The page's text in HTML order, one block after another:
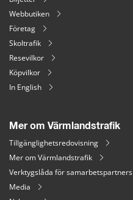
Webbutiken
Företag
Skoltrafik
Resevilkor
Köpvilkor
In English
Mer om Värmlandstrafik
Tillgänglighetsredovisning
Mer om Värmlandstrafik
Verktygslåda för samarbetspartners
Media